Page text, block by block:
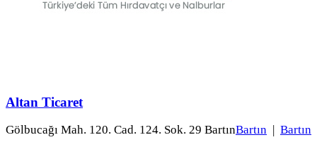
Altan Ticaret
Gölbucağı Mah. 120. Cad. 124. Sok. 29 BartınBartın Bartın